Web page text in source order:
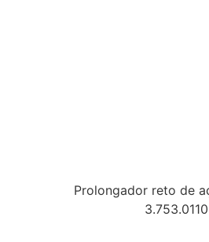
Prolongador reto de
3.753.0110